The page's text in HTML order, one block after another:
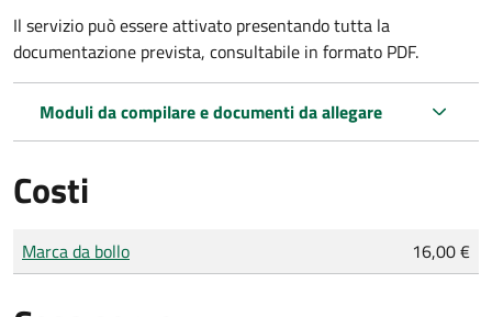
Il servizio può essere attivato presentando tutta la
documentazione prevista, consultabile in formato PDF.
Moduli da compilare e documenti da allegare
Costi
Tipo di pagamento
Importo
Marca da bollo 16,00 €